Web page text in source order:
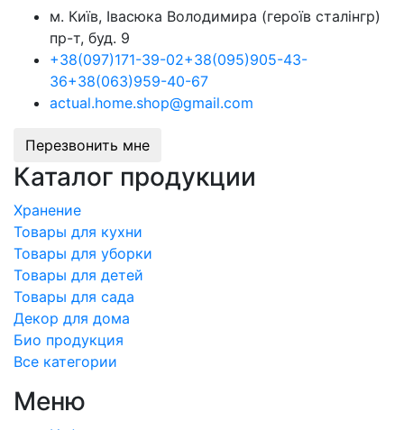
м. Київ, Івасюка Володимира (героїв сталінгр)
пр-т, буд. 9
+38(097)171-39-02+38(095)905-43-
36+38(063)959-40-67
actual.home.shop@gmail.com
Перезвонить мне
Каталог продукции
Хранение
Товары для кухни
Товары для уборки
Товары для детей
Товары для сада
Декор для дома
Био продукция
Все категории
Меню